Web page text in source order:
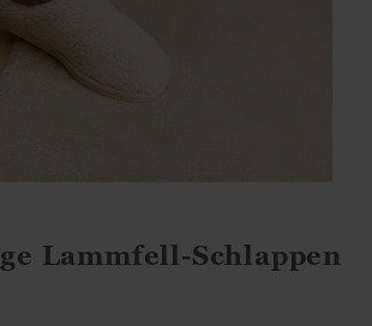
Lammfell-Schlappen